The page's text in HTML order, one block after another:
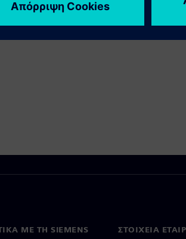
ΜΕ ΤΗ SIEMENS ΣΤΟΙΧΕΊΑ